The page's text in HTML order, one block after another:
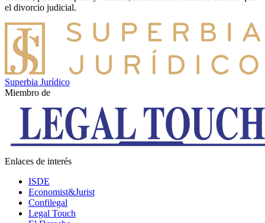
el divorcio judicial.
Superbia Jurídico
Miembro de
Enlaces de interés
ISDE
Economist&Jurist
Confilegal
Legal Touch